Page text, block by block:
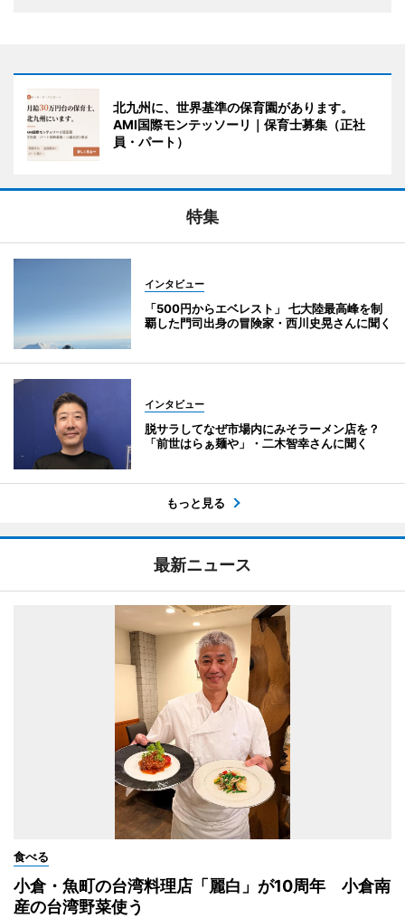
北九州に、世界基準の保育園があります。
AMI国際モンテッソーリ｜保育士募集（正社
員・パート）
特集
インタビュー
「500円からエベレスト」 七大陸最高峰を制
覇した門司出身の冒険家・西川史晃さんに聞く
インタビュー
脱サラしてなぜ市場内にみそラーメン店を？
「前世はらぁ麺や」・二木智幸さんに聞く
もっと見る
最新ニュース
食べる
小倉・魚町の台湾料理店「麗白」が10周年 小倉南
産の台湾野菜使う